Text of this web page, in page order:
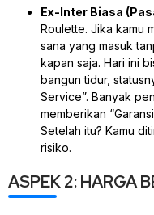
Ex-Inter Biasa
Roulette. Jika kamu
sana yang masuk
kapan saja. Hari ini
bangun tidur,
Service”. Banyak
memberikan
Setelah itu? Kamu
risiko.
ASPEK 2: HARGA